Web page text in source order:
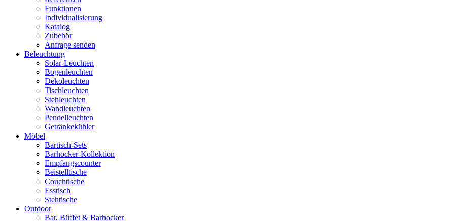
Funktionen
Individualisierung
Katalog
Zubehör
Anfrage senden
Beleuchtung
Solar-Leuchten
Bogenleuchten
Dekoleuchten
Tischleuchten
Stehleuchten
Wandleuchten
Pendelleuchten
Getränkekühler
Möbel
Bartisch-Sets
Barhocker-Kollektion
Empfangscounter
Beistelltische
Couchtische
Esstisch
Stehtische
Outdoor
Bar, Büffet & Barhocker